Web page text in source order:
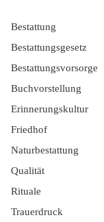
Bestattung
Bestattungsgesetz
Bestattungsvorsorge
Buchvorstellung
Erinnerungskultur
Friedhof
Naturbestattung
Qualität
Rituale
Trauerdruck